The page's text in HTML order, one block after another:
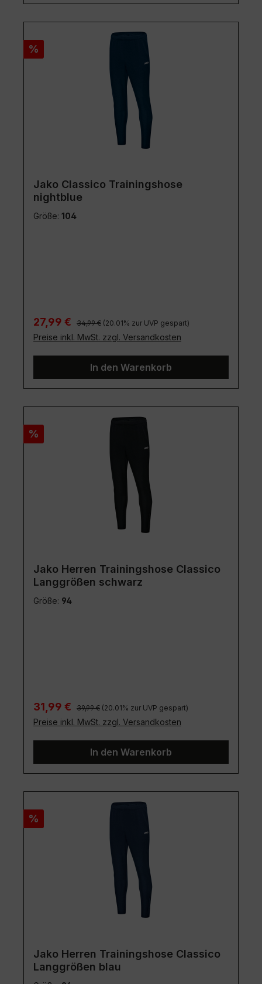
Rabatt
%
Jako Classico Trainingshose
nightblue
Größe: 104
Verkaufspreis:
27,99 € Regulärer Preis:
34,99 € (20.01% zur UVP gespart)
Preise inkl. MwSt. zzgl. Versandkosten
In den Warenkorb
Rabatt
%
Jako Herren Trainingshose Classico
Langgrößen schwarz
Größe: 94
Verkaufspreis:
31,99 € Regulärer Preis:
39,99 € (20.01% zur UVP gespart)
Preise inkl. MwSt. zzgl. Versandkosten
In den Warenkorb
Rabatt
%
Jako Herren Trainingshose Classico
Langgrößen blau